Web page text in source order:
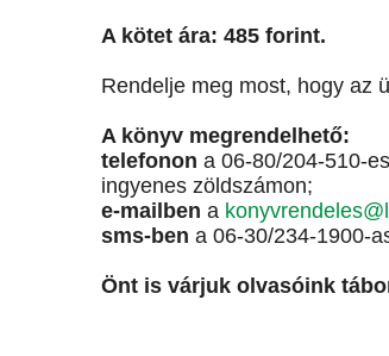
A kötet ára: 485 forint.
Rendelje meg most, hogy az
A könyv megrendelhető:
telefonon a 06-80/204-510-es
ingyenes zöldszámon;
e-mailben a
sms-ben a 06-30/234-1900-
Önt is várjuk olvasóink